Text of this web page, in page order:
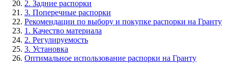
2. Задние распорки
3. Поперечные распорки
Рекомендации по выбору и покупке распорки на Гранту
1. Качество материала
2. Регулируемость
3. Установка
Оптимальное использование распорки на Гранту